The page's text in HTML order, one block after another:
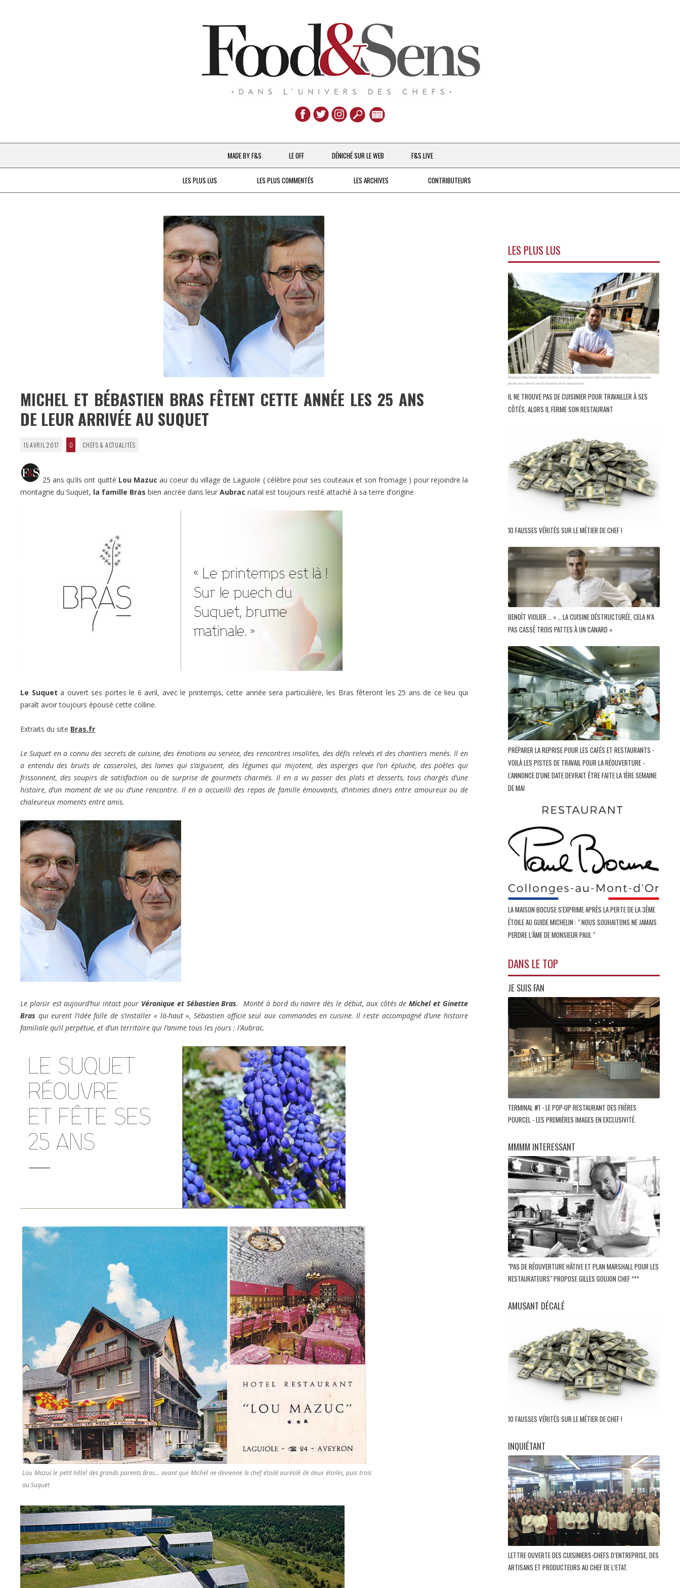
Aller
au
contenu
MADE BY F&S
CHEFS & ACTUALITÉS
À LA PETITE CUILLÈRE
DESTIN DE FEMME
V…DE VOYAGE
LE OFF DÉNICHÉ SUR LE WEB F&S LIVE
LES PLUS LUS LES PLUS COMMENTÉS LES ARCHIVES CONTRIBUTEURS
MICHEL ET BÉBASTIEN BRAS FÊTENT CETTE ANNÉE LES 25 ANS
DE LEUR ARRIVÉE AU SUQUET
15 AVRIL 2017 0 CHEFS & ACTUALITÉS
25 ans qu’ils ont quitté Lou Mazuc au coeur du village de Laguiole ( célèbre pour ses couteaux et son fromage ) pour rejoindre la
montagne du Suquet, la famille Bras bien ancrée dans leur Aubrac natal est toujours resté attaché à sa terre d’origine.
Le Suquet a ouvert ses portes le 6 avril, avec le printemps, cette année sera particulière, les Bras fêteront les 25 ans de ce lieu qui
paraît avoir toujours épousé cette colline.
Extraits du site Bras.fr
Le Suquet en a connu des secrets de cuisine, des émotions au service, des rencontres insolites, des défis relevés et des chantiers menés. Il en
a entendu des bruits de casseroles, des lames qui s’aiguisent, des légumes qui mijotent, des asperges que l’on épluche, des poêles qui
frissonnent, des soupirs de satisfaction ou de surprise de gourmets charmés. Il en a vu passer des plats et desserts, tous chargés d’une
histoire, d’un moment de vie ou d’une rencontre. Il en a accueilli des repas de famille émouvants, d’intimes diners entre amoureux ou de
chaleureux moments entre amis.
Le plaisir est aujourd’hui intact pour Véronique et Sébastien Bras. Monté à bord du navire dès le début, aux côtés deMichel et Ginette
Bras qui eurent l’idée folle de s’installer « là-haut », Sébastien officie seul aux commandes en cuisine. Il reste accompagné d’une histoire
familiale qu’il perpétue, et d’un territoire qui l’anime tous les jours : l’Aubrac.
Lou Mazuc le petit hôtel des grands parents Bras… avant que Michel ne devienne le chef étoilé auréolé de deux étoiles, puis trois
au Suquet
LES PLUS LUS
IL NE TROUVE PAS DE CUISINIER POUR TRAVAILLER À SES
CÔTÉS, ALORS IL FERME SON RESTAURANT
10 FAUSSES VÉRITÉS SUR LE MÉTIER DE CHEF !
BENOÎT VIOLIER … « … LA CUISINE DÉSTRUCTURÉE, CELA N’A
PAS CASSÉ TROIS PATTES À UN CANARD «
PRÉPARER LA REPRISE POUR LES CAFÉS ET RESTAURANTS -
VOILÀ LES PISTES DE TRAVAIL POUR LA RÉOUVERTURE -
L'ANNONCE D'UNE DATE DEVRAIT ÊTRE FAITE LA 1ÈRE SEMAINE
DE MAI
LA MAISON BOCUSE S'EXPRIME APRÈS LA PERTE DE LA 3ÈME
ÉTOILE AU GUIDE MICHELIN : " NOUS SOUHAITONS NE JAMAIS
PERDRE L’ÂME DE MONSIEUR PAUL "
DANS LE TOP
JE SUIS FAN
TERMINAL #1 - LE POP-UP RESTAURANT DES FRÈRES
POURCEL - LES PREMIÈRES IMAGES EN EXCLUSIVITÉ.
MMMM INTERESSANT
"PAS DE RÉOUVERTURE HÂTIVE ET PLAN MARSHALL POUR LES
RESTAURATEURS" PROPOSE GILLES GOUJON CHEF ***
AMUSANT DÉCALÉ
10 FAUSSES VÉRITÉS SUR LE MÉTIER DE CHEF !
INQUIÉTANT
LETTRE OUVERTE DES CUISINIERS-CHEFS D’ENTREPRISE, DES
ARTISANS ET PRODUCTEURS AU CHEF DE L’ETAT.